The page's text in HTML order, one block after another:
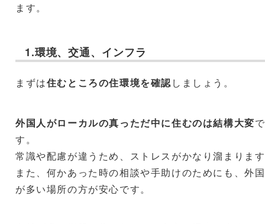
ます。
1.環境、交通、インフラ
まずは住むところの住環境を確認しましょう。
外国人がローカルの真っただ中に住むのは結構大変で
す。
常識や配慮が違うため、ストレスがかなり溜まりま
また、何かあった時の相談や手助けのためにも、外
が多い場所の方が安心です。